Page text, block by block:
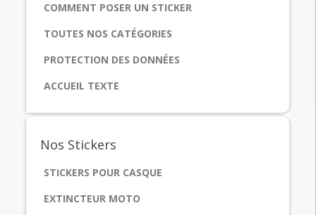
COMMENT POSER UN STICKER
TOUTES NOS CATÉGORIES
PROTECTION DES DONNÉES
ACCUEIL TEXTE
Nos Stickers
STICKERS POUR CASQUE
EXTINCTEUR MOTO